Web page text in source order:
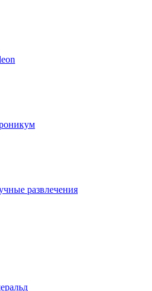
развлечения